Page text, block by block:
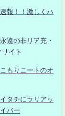
報！！激しくハ
遠の非リア充・
イト
もりニートのオ
タチにラリアッ
バー